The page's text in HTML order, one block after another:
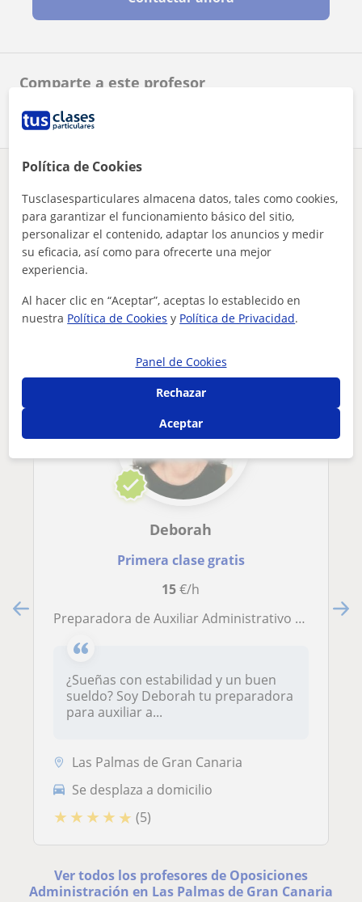
Comparte a este profesor
Tus clases particulares
Oposiciones Administración
Las Palmas
clases adaptadas al nivel y necesidades de cada alumno.
Otros profesores de Oposiciones
Administración en Las Palmas de Gran
Canaria que pueden interesarte
Deborah
Primera clase gratis
15€/h
Preparadora de Auxiliar Administrativo del Servicio Canario de la Salud
¿Sueñas con estabilidad y un buen
sueldo? Soy Deborah tu preparadora
para auxiliar a...
Las Palmas de Gran Canaria
Se desplaza a domicilio
★ ★ ★ ★ ★ (5)
Ver todos los profesores de Oposiciones
Administración en Las Palmas de Gran Canaria
Política de Cookies
Tusclasesparticulares almacena datos, tales como cookies,
para garantizar el funcionamiento básico del sitio,
personalizar el contenido, adaptar los anuncios y medir
su eficacia, así como para ofrecerte una mejor
experiencia.
Al hacer clic en “Aceptar”, aceptas lo establecido en
nuestra Política de Cookies y Política de Privacidad.
Panel de Cookies
Rechazar
Aceptar